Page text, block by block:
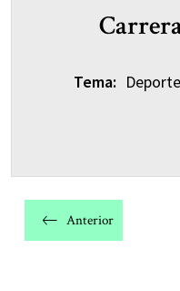
Tema:
entradas
Anterior